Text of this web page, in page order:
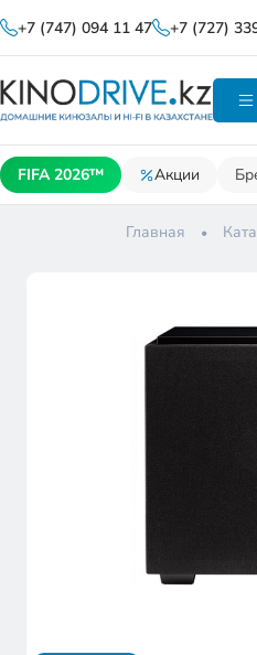
+7 (747) 094 11 47 +7 (727)
FIFA 2026™ Акции
Главная